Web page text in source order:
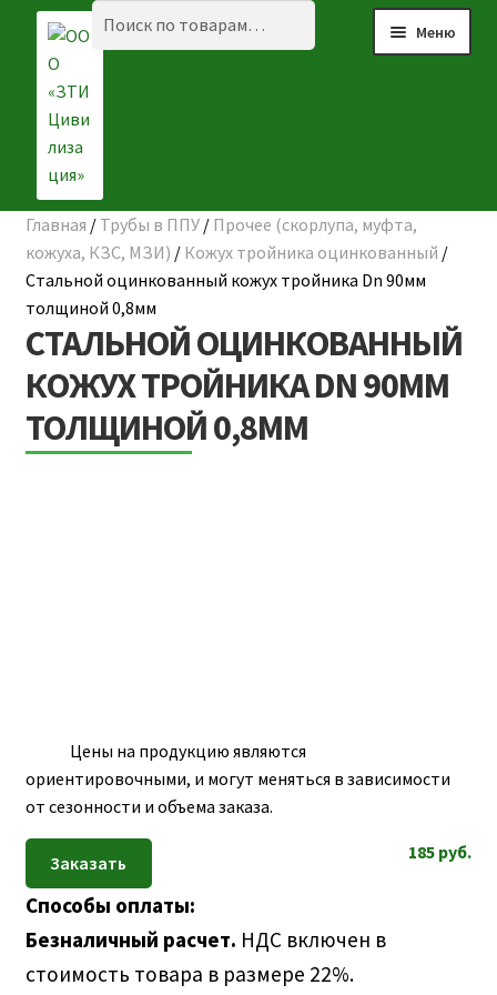
Перейти
навигации
Перейти
содержимому
Искать:
Поиск
Меню
☰ КАТАЛОГ
ГЛАВНАЯ
О КОМПАНИИ
НАШИ ОБЪЕКТЫ
ДОСТАВКА И ОПЛАТА
Главная / Трубы в ППУ/ Прочее (скорлупа, муфта,
кожуха, КЗС, МЗИ) / Кожух тройника оцинкованный /
Стальной оцинкованный кожух тройника Dn 90мм
толщиной 0,8мм
СТАЛЬНОЙ ОЦИНКОВАННЫЙ
КОЖУХ ТРОЙНИКА DN 90ММ
ТОЛЩИНОЙ 0,8ММ
Цены на продукцию являются
ориентировочными, и могут меняться в зависимости
от сезонности и объема заказа.
185 руб.
Способы оплаты:
Безналичный расчет. НДС включен в
стоимость товара в размере 22%.